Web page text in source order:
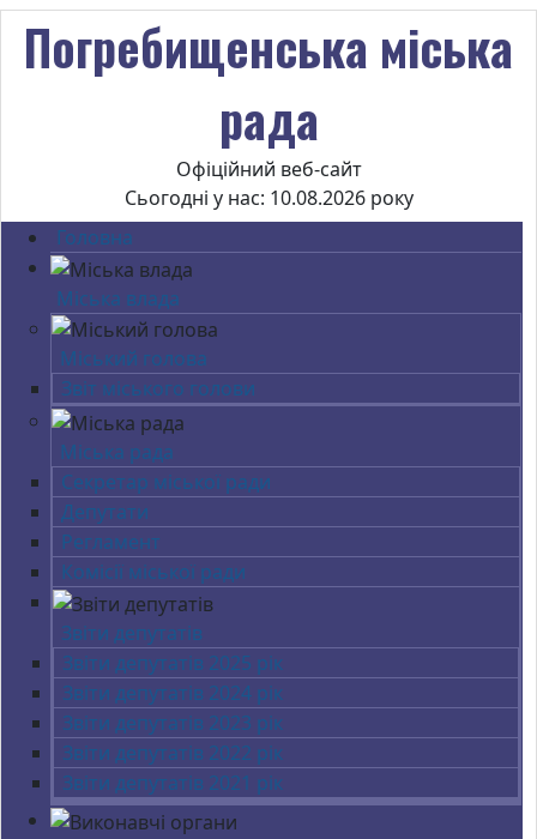
Погребищенська міська
рада
Офіційний веб-сайт
Сьогодні у нас: 10.08.2026 року
Головна
Міська влада
Міський голова
Звіт міського голови
Міська рада
Секретар міської ради
Депутати
Регламент
Комісії міської ради
Звіти депутатів
Звіти депутатів 2025 рік
Звіти депутатів 2024 рік
Звіти депутатів 2023 рік
Звіти депутатів 2022 рік
Звіти депутатів 2021 рік